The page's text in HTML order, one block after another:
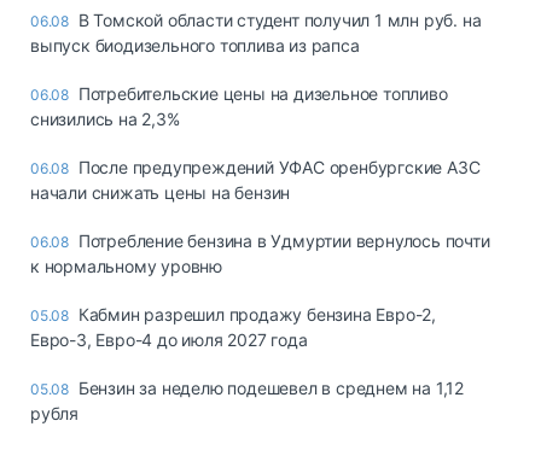
06.08 В Томской области студент получил 1 млн руб. на
выпуск биодизельного топлива из рапса
06.08 Потребительские цены на дизельное топливо
снизились на 2,3%
06.08 После предупреждений УФАС оренбургские АЗС
начали снижать цены на бензин
06.08 Потребление бензина в Удмуртии вернулось почти
к нормальному уровню
05.08 Кабмин разрешил продажу бензина Евро-2,
Евро-3, Евро-4 до июля 2027 года
05.08 Бензин за неделю подешевел в среднем на 1,12
рубля